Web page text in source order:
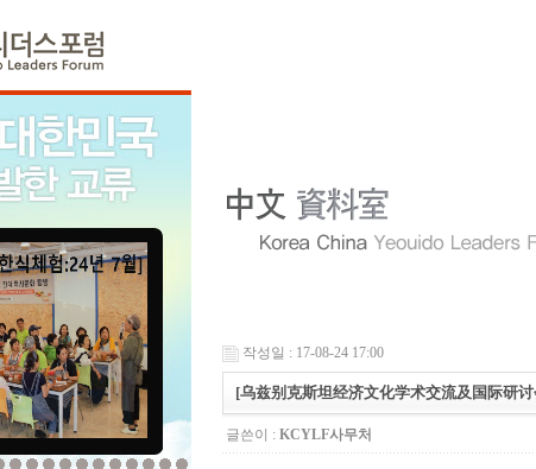
작성일 : 17-08-24 17:00
[乌兹别克斯坦经济文化学术交流及国际研
글쓴이 : KCYLF사무처